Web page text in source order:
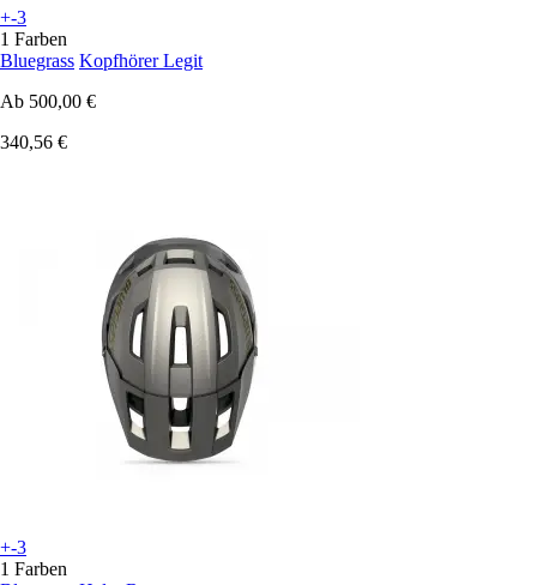
+-3
1 Farben
Bluegrass Kopfhörer Legit
Ab 500,00 €
340,56 €
+-3
1 Farben